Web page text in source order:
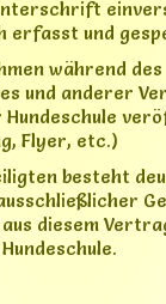
erfasst und
während des
und anderer
Flyer, etc.)
besteht
diesem